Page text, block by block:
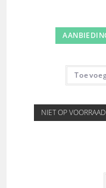
NIET OP VOORRAAD